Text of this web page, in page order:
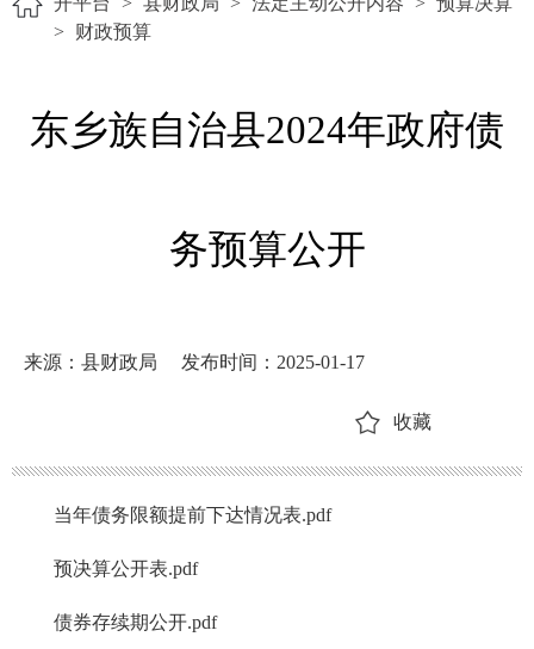
> 财政预算
东乡族自治县2024年政府债
务预算公开
来源：县财政局 发布时间：2025-01-17
收藏
当年债务限额提前下达情况表.pdf
预决算公开表.pdf
债券存续期公开.pdf